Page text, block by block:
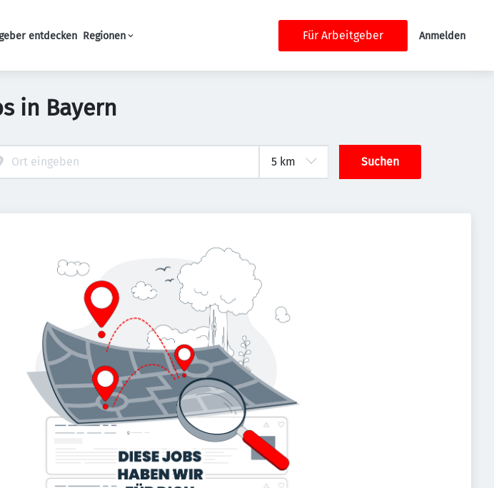
Navigation
entdecken Regionen Für Arbeitgeber Anmelden
in Bayern
Suchen